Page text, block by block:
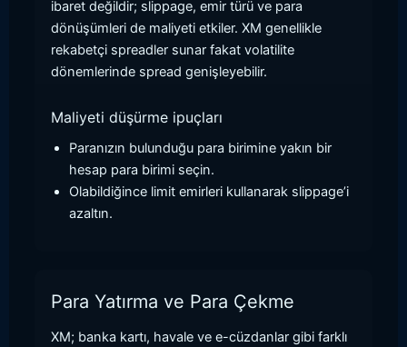
ibaret değildir; slippage, emir türü ve para
dönüşümleri de maliyeti etkiler. XM genellikle
rekabetçi spreadler sunar fakat volatilite
dönemlerinde spread genişleyebilir.
Maliyeti düşürme ipuçları
Paranızın bulunduğu para birimine yakın bir
hesap para birimi seçin.
Olabildiğince limit emirleri kullanarak slippage’i
azaltın.
Para Yatırma ve Para Çekme
XM; banka kartı, havale ve e-cüzdanlar gibi farklı